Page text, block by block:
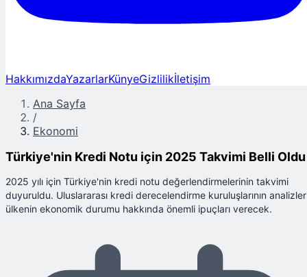
HakkımızdaYazarlarKünyeGizlilikİletişim
Ana Sayfa
/
Ekonomi
Türkiye'nin Kredi Notu için 2025 Takvimi Belli Oldu
2025 yılı için Türkiye'nin kredi notu değerlendirmelerinin takvimi
duyuruldu. Uluslararası kredi derecelendirme kuruluşlarının
ülkenin ekonomik durumu hakkında önemli ipuçları verecek.